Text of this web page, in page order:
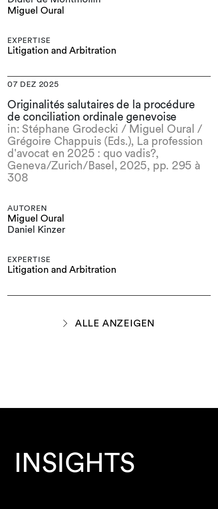
Miguel Oural
EXPERTISE
Litigation and Arbitration
07 DEZ 2025
Originalités salutaires de la procédure
de conciliation ordinale genevoise
in: Stéphane Grodecki / Miguel Oural /
Grégoire Chappuis (Eds.), La profession
d'avocat en 2025 : quo vadis?,
Geneva/Zurich/Basel, 2025, pp. 295 à
308
AUTOREN
Miguel Oural
Daniel Kinzer
EXPERTISE
Litigation and Arbitration
ALLE ANZEIGEN
INSIGHTS